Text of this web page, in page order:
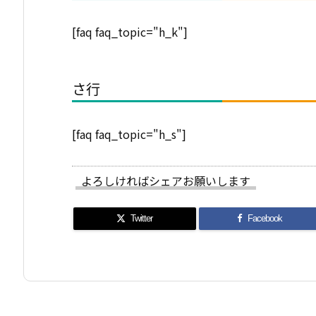
[faq faq_topic="h_k"]
さ行
[faq faq_topic="h_s"]
よろしければシェアお願いします
Twitter Facebook